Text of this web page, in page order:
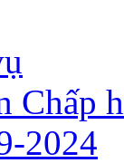
Chấp
2024